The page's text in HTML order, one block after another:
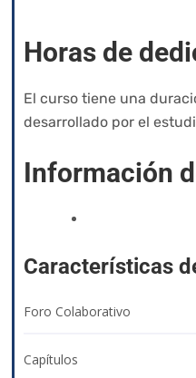
Horas de
El curso tiene una
desarrollado por el
Información
Características
Foro Colaborativo
Capítulos